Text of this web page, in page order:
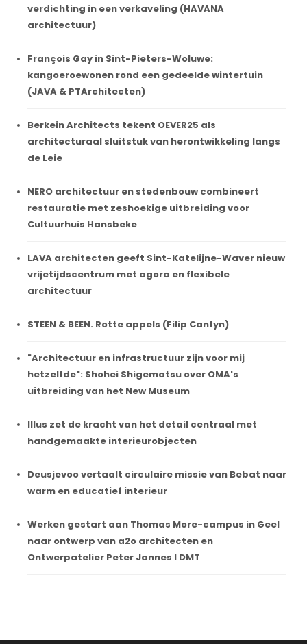
verdichting in een verkaveling (HAVANA
architectuur)
François Gay in Sint-Pieters-Woluwe:
kangoeroewonen rond een gedeelde wintertuin
(JAVA & PTArchitecten)
Berkein Architects tekent OEVER25 als
architecturaal sluitstuk van herontwikkeling langs
de Leie
NERO architectuur en stedenbouw combineert
restauratie met zeshoekige uitbreiding voor
Cultuurhuis Hansbeke
LAVA architecten geeft Sint-Katelijne-Waver nieuw
vrijetijdscentrum met agora en flexibele
architectuur
STEEN & BEEN. Rotte appels (Filip Canfyn)
"Architectuur en infrastructuur zijn voor mij
hetzelfde": Shohei Shigematsu over OMA's
uitbreiding van het New Museum
Illus zet de kracht van het detail centraal met
handgemaakte interieurobjecten
Deusjevoo vertaalt circulaire missie van Bebat naar
warm en educatief interieur
Werken gestart aan Thomas More-campus in Geel
naar ontwerp van a2o architecten en
Ontwerpatelier Peter Jannes I DMT